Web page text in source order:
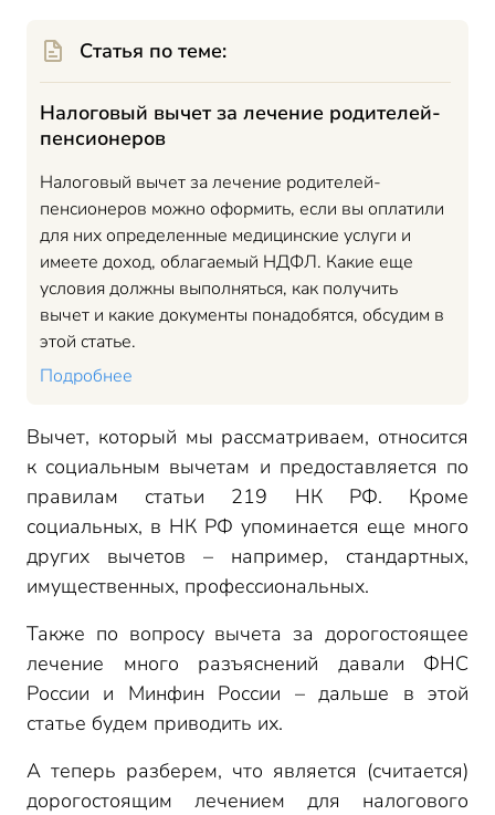
Статья по теме:
Налоговый вычет за лечение родителей-
пенсионеров
Налоговый вычет за лечение родителей-
пенсионеров можно оформить, если вы оплатили
для них определенные медицинские услуги и
имеете доход, облагаемый НДФЛ. Какие еще
условия должны выполняться, как получить
вычет и какие документы понадобятся, обсудим в
этой статье.
Подробнее
Вычет, который мы рассматриваем, относится
к социальным вычетам и предоставляется по
правилам статьи 219 НК РФ. Кроме
социальных, в НК РФ упоминается еще много
других вычетов – например, стандартных,
имущественных, профессиональных.
Также по вопросу вычета за дорогостоящее
лечение много разъяснений давали ФНС
России и Минфин России – дальше в этой
статье будем приводить их.
А теперь разберем, что является (считается)
дорогостоящим лечением для налогового